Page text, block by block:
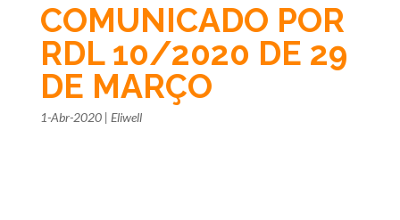
COMUNICADO POR
RDL 10/2020 DE 29
DE MARÇO
1-Abr-2020| Eliwell